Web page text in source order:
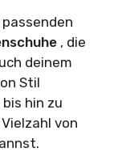
, die
deinem
Stil
hin zu
von